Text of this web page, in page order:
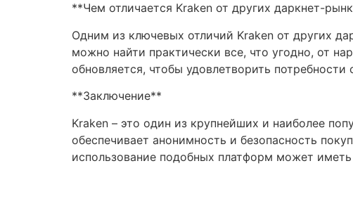
**Чем отличается Kraken от других даркнет-
Одним из ключевых отличий Kraken от других
можно найти практически все, что угодно, от
обновляется, чтобы удовлетворить потребности
**Заключение**
Kraken – это один из крупнейших и наиболее
обеспечивает анонимность и безопасность
использование подобных платформ может